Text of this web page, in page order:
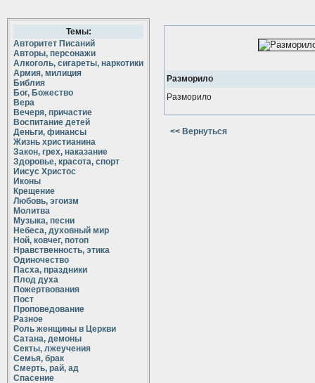
Темы:
Авторитет Писаний
Авторы, персонажи
Алкоголь, сигареты, наркотики
Армия, милиция
Библия
Бог, Божество
Вера
Вечеря, причастие
Воспитание детей
Деньги, финансы
Жизнь христианина
Закон, грех, наказание
Здоровье, красота, спорт
Иисус Христос
Иконы
Крещение
Любовь, эгоизм
Молитва
Музыка, песни
Небеса, духовный мир
Ной, ковчег, потоп
Нравственность, этика
Одиночество
Пасха, праздники
Плод духа
Пожертвования
Пост
Проповедование
Разное
Роль женщины в Церкви
Сатана, демоны
Секты, лжеучения
Семья, брак
Смерть, рай, ад
Спасение
Разморило
Разморило
<< Вернуться